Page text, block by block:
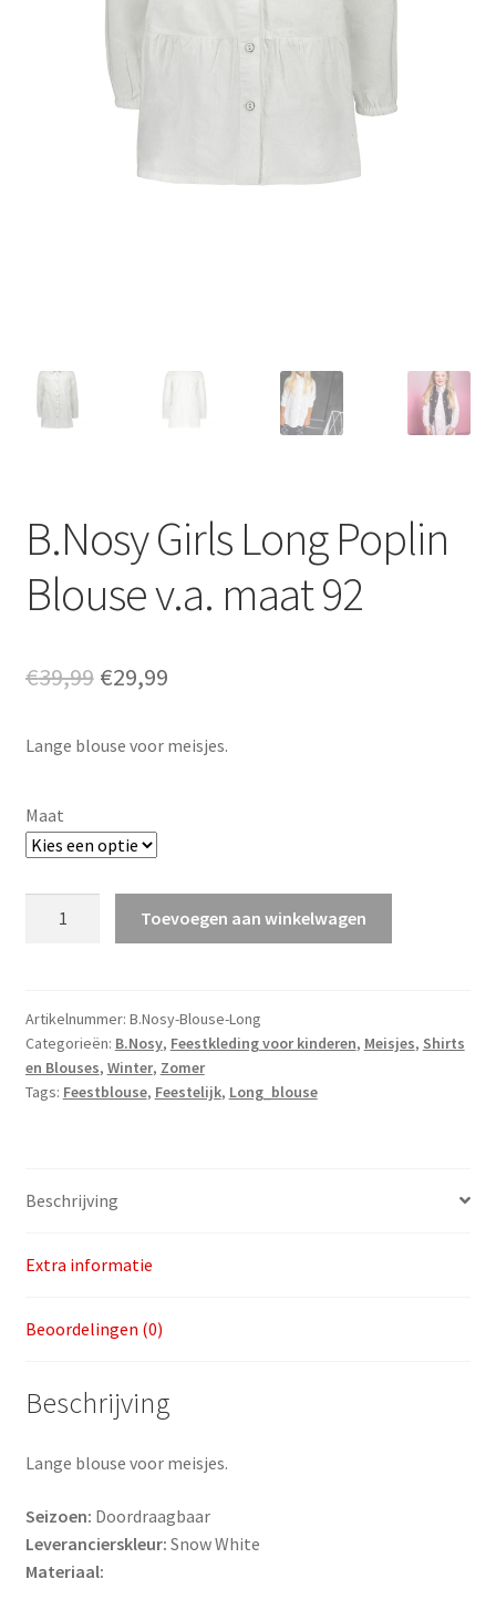
B.Nosy Girls Long Poplin
Blouse v.a. maat 92
€39,99 Oorspronkelijke
was:
€29,99Huidige
is:
Lange blouse voor meisjes.
Maat
Blouse
v.a.
maat
92
Toevoegen aan winkelwagen
Artikelnummer: B.Nosy-Blouse-Long
Categorieën: B.Nosy, Feestkleding voor kinderen, Meisjes, Shirts
en Blouses, Winter, Zomer
Tags: Feestblouse, Feestelijk, Long_blouse
Beschrijving
Extra informatie
Beoordelingen (0)
Beschrijving
Lange blouse voor meisjes.
Seizoen: Doordraagbaar
Leverancierskleur: Snow White
Materiaal: